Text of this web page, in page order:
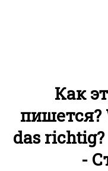
Как
пишется?
das
-